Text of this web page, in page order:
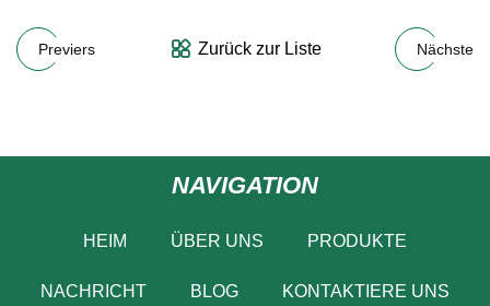
Previers Zurück zur Liste Nächste
NAVIGATION
HEIM ÜBER UNS PRODUKTE
NACHRICHT BLOG KONTAKTIERE UNS